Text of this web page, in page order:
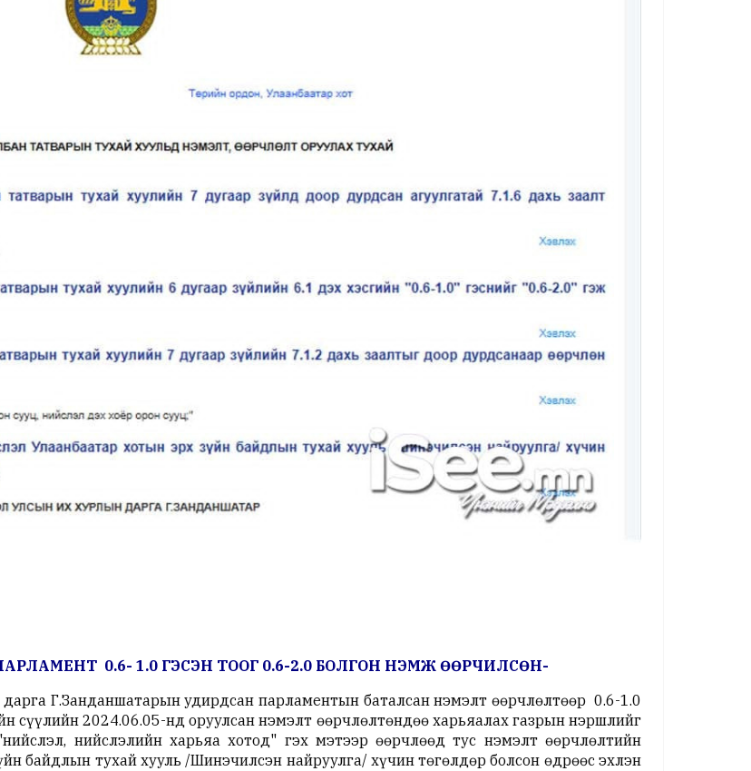
0.6- 1.0 ГЭСЭН ТООГ 0.6-2.0 БОЛГОН НЭМЖ ӨӨРЧИЛСӨН-
Г.Занданшатарын удирдсан парламентын баталсан нэмэлт өөрчлөлтөөр 0.6-1.0
сүүлийн 2024.06.05-нд оруулсан нэмэлт өөрчлөлтөндөө харьяалах газрын нэршлийг
нийслэлийн харьяа хотод" гэх мэтээр өөрчлөөд тус нэмэлт өөрчлөлтийн
байдлын тухай хууль /Шинэчилсэн найруулга/ хүчин төгөлдөр болсон өдрөөс эхлэн